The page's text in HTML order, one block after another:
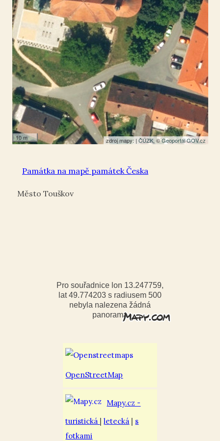
10 m zdroj mapy: | ČÚZK, ©Geoportál GOV.cz
Pomník padlým
Památka na mapě památek Česka
Město Touškov
Pro souřadnice lon 13.247759,
lat 49.774203 s radiusem 500
nebyla nalezena žádná
panorama
OpenStreetMap
Mapy.cz -
turistická |letecká | s
fotkami